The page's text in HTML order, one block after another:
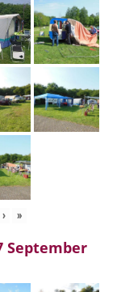
› »
September